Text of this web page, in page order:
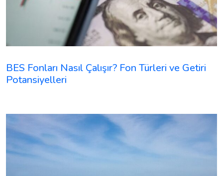
BES Fonları Nasıl Çalışır? Fon Türleri ve Getiri
Potansiyelleri